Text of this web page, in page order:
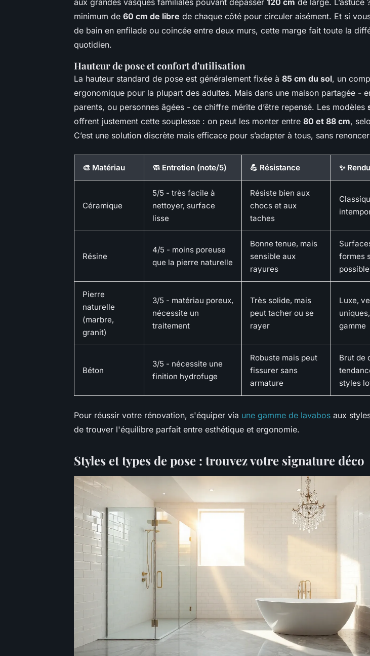
minimum de 60 cm de libre de chaque côté pour circuler aisément. Et si
de bain en enfilade ou coincée entre deux murs, cette marge fait toute la
quotidien.
Hauteur de pose et confort d'utilisation
La hauteur standard de pose est généralement fixée à 85 cm du sol, un
ergonomique pour la plupart des adultes. Mais dans une maison partagée -
parents, ou personnes âgées - ce chiffre mérite d’être repensé. Les modèles
offrent justement cette souplesse : on peut les monter entre 80 et 88 cm,
C’est une solution discrète mais efficace pour s’adapter à tous, sans
🎨 Matériau 🧼 Entretien (note/5) 💪 Résistance ✨
Céramique
5/5 - très facile à
nettoyer, surface
lisse
Résiste bien aux
chocs et aux
taches
Résine
4/5 - moins poreuse
que la pierre naturelle
Bonne tenue, mais
sensible aux
rayures
formes
Pierre
naturelle
(marbre,
granit)
3/5 - matériau poreux,
nécessite un
traitement
Très solide, mais
peut tacher ou se
rayer
Luxe,
gamme
Béton
3/5 - nécessite une
finition hydrofuge
Robuste mais peut
fissurer sans
armature
Brut de
styles
Pour réussir votre rénovation, s'équiper via une gamme de lavabos aux
de trouver l'équilibre parfait entre esthétique et ergonomie.
Styles et types de pose : trouvez votre signature déco